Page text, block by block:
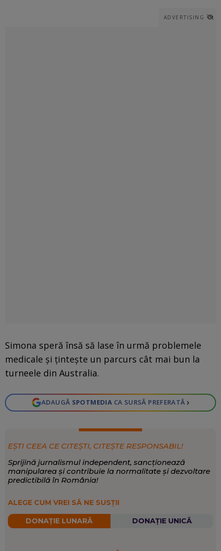
ADVERTISING
Simona speră însă să lase în urmă problemele
medicale și țintește un parcurs cât mai bun la
turneele din Australia.
ADAUGĂ SPOTMEDIA CA SURSĂ PREFERATĂ ›
EȘTI CEEA CE CITEȘTI, CITEȘTE RESPONSABIL!
Sprijină jurnalismul independent, sancționează
manipularea și contribuie la normalitate și dezvoltare
predictibilă în România!
ALEGE CUM VREI SĂ NE SUSȚII
DONAȚIE LUNARĂ DONAȚIE UNICĂ